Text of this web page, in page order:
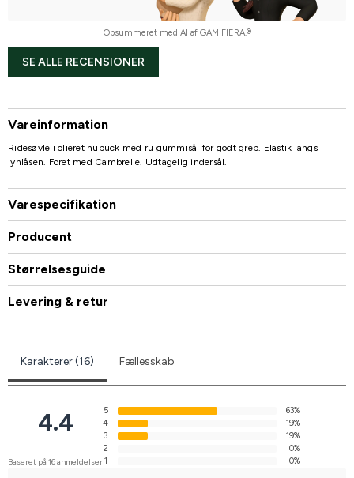
Opsummeret med AI af GAMIFIERA.®
SE ALLE RECENSIONER
Vareinformation
Ridesøvle i olieret nubuck med ru gummisål for godt greb. Elastik langs
lynlåsen. Foret med Cambrelle. Udtagelig indersål.
Varespecifikation
Producent
Størrelsesguide
Levering & retur
Karakterer (16) Fællesskab
4.4
Baseret på 16 anmeldelser
5
63%
4
19%
3
19%
2
0%
1
0%